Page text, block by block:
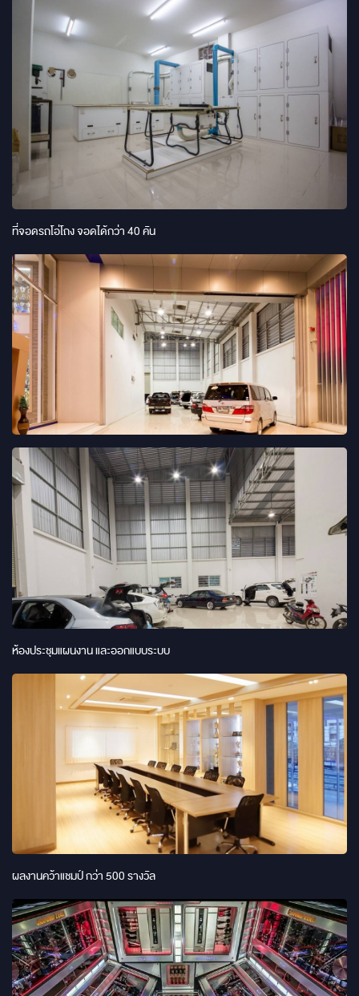
ที่จอดรถโอ่โถง จอดได้กว่า 40 คัน
ห้องประชุมแผนงาน และออกแบบระบบ
ผลงานคว้าแชมป์ กว่า 500 รางวัล